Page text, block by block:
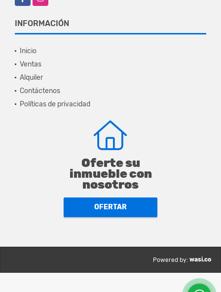
INFORMACIÓN
Inicio
Ventas
Alquiler
Contáctenos
Políticas de privacidad
Oferte su
inmueble con
nosotros
OFERTAR
Powered by: wasi.co